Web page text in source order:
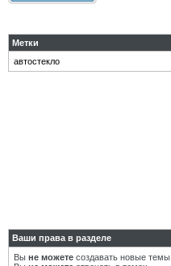
Метки
автостекло
Ваши права в разделе
Вы не можете создавать новые темы